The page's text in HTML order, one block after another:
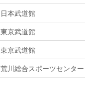
日本武道館
東京武道館
東京武道館
荒川総合スポーツセンター